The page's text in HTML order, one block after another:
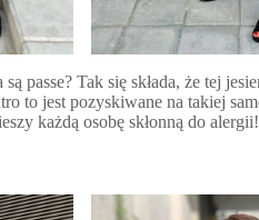
passe? Tak się składa, że tej
to jest pozyskiwane na takiej
każdą osobę skłonną do